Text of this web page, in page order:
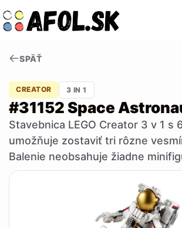
to
content
SPÄŤ
CREATOR 3 IN 1
#31152 Space
Stavebnica LEGO Creator 3 v 1 s
umožňuje zostaviť tri rôzne
Balenie neobsahuje žiadne